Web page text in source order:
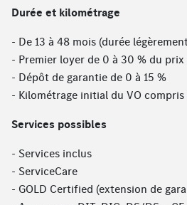
Durée et kilométrage
- De 13 à 48 mois (durée
- Premier loyer de 0 à 30 % du prix
- Dépôt de garantie de 0 à 15 %
- Kilométrage initial du VO
Services possibles
- Services inclus
- ServiceCare
- GOLD Certified (extension de